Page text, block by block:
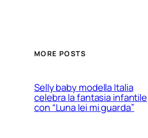
MORE POSTS
Selly baby modella Italia
celebra la fantasia infantile
con “Luna lei mi guarda”